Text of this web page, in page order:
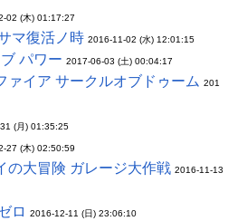
02 (木) 01:17:27
マ復活ノ時 2016-11-02 (水) 12:01:15
パワー 2017-06-03 (土) 00:04:17
ァイア サークルオブドゥーム 201
(月) 01:35:25
27 (木) 02:50:59
の大冒険 ガレージ大作戦 2016-11-13
ロ 2016-12-11 (日) 23:06:10